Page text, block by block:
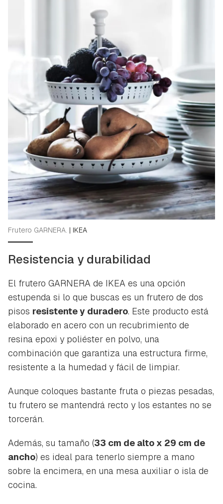
Frutero GARNERA. | IKEA
Resistencia y durabilidad
El frutero GARNERA de IKEA es una opción
estupenda si lo que buscas es un frutero de dos
pisos resistente y duradero. Este producto está
elaborado en acero con un recubrimiento de
resina epoxi y poliéster en polvo, una
combinación que garantiza una estructura firme,
resistente a la humedad y fácil de limpiar.
Aunque coloques bastante fruta o piezas pesadas,
tu frutero se mantendrá recto y los estantes no se
torcerán.
Además, su tamaño (33 cm de alto x 29 cm de
ancho) es ideal para tenerlo siempre a mano
sobre la encimera, en una mesa auxiliar o isla de
cocina.